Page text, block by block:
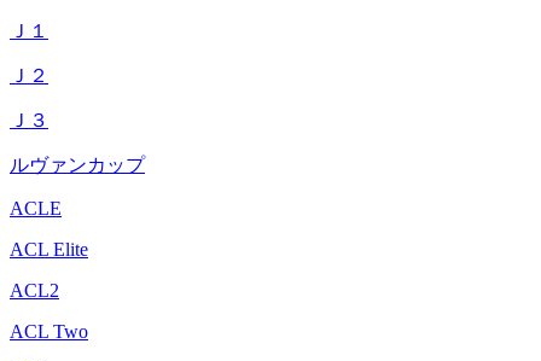
Ｊ１
Ｊ２
Ｊ３
ルヴァンカップ
ACLE
ACL Elite
ACL2
ACL Two